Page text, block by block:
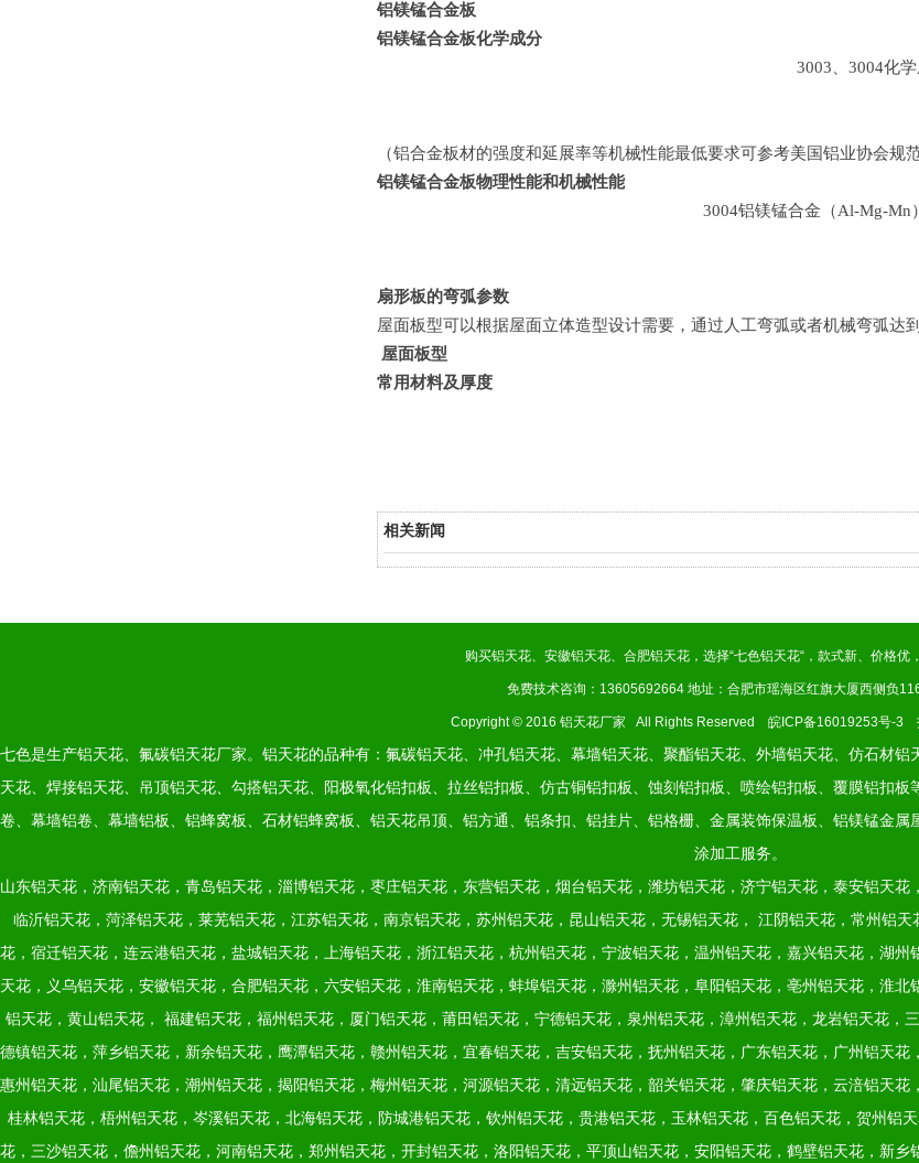
铝镁锰合金板
铝镁锰合金板化学成分
3003、3004化
（铝合金板材的强度和延展率等机械性能最低要求可参考美国铝业协会规
铝镁锰合金板物理性能和机械性能
3004铝镁锰合金（Al-Mg-Mn
扇形板的弯弧参数
屋面板型可以根据屋面立体造型设计需要，通过人工弯弧或者机械弯弧达
屋面板型
常用材料及厚度
相关新闻
购买铝天花、 安徽铝天花、 合肥铝天花 ，选择“七色铝天花“，款式新、价格优
免费技术咨询：13605692664 地址：合肥市瑶海区红旗大厦西侧负
Copyright © 2016 铝天花厂家 All Rights Reserved 皖ICP备16019253号-3
七色是生产铝天花、氟碳铝天花厂家。铝天花的品种有：氟碳铝天花、冲孔铝天花、幕墙铝天花、聚酯铝天花、外墙铝天花、仿石材
天花、焊接铝天花、吊顶铝天花、勾搭铝天花、阳极氧化铝扣板、拉丝铝扣板、仿古铜铝扣板、蚀刻铝扣板、喷绘铝扣板、覆膜铝扣
卷、幕墙铝卷、幕墙铝板、铝蜂窝板、石材铝蜂窝板、铝天花吊顶、铝方通、铝条扣、铝挂片、铝格栅、金属装饰保温板、铝镁锰金
涂加工服务。
山东铝天花，济南铝天花，青岛铝天花，淄博铝天花，枣庄铝天花，东营铝天花，烟台铝天花，潍坊铝天花，济宁铝天花，泰安铝天
临沂铝天花，菏泽铝天花，莱芜铝天花，江苏铝天花，南京铝天花，苏州铝天花，昆山铝天花，无锡铝天花，
江阴铝天花，常州铝天
花，宿迁铝天花，连云港铝天花，盐城铝天花，上海铝天花，浙江铝天花，杭州铝天花，宁波铝天花，温州铝天花，嘉兴铝天花，湖
天花，义乌铝天花，安徽铝天花，合肥铝天花，六安铝天花，淮南铝天花，蚌埠铝天花，滁州铝天花，阜阳铝天花，亳州铝天花，淮
铝天花，黄山铝天花，
福建铝天花，福州铝天花，厦门铝天花，莆田铝天花，宁德铝天花，泉州铝天花，漳州铝天花，龙岩铝天花
德镇铝天花，萍乡铝天花，新余铝天花，鹰潭铝天花，赣州铝天花，宜春铝天花，吉安铝天花，抚州铝天花，广东铝天花，广州铝天
惠州铝天花，汕尾铝天花，潮州铝天花，揭阳铝天花，梅州铝天花，河源铝天花，清远铝天花，韶关铝天花，肇庆铝天花，云涪铝天
桂林铝天花，梧州铝天花，岑溪铝天花，北海铝天花，防城港铝天花，钦州铝天花，贵港铝天花，玉林铝天花，百色铝天花，贺州铝
花，三沙铝天花，儋州铝天花，河南铝天花，郑州铝天花，开封铝天花，洛阳铝天花，平顶山铝天花，安阳铝天花，鹤壁铝天花，新